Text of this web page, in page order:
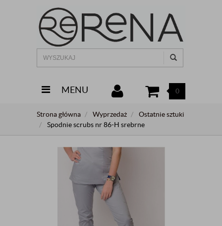
MENU 0
Strona główna Wyprzedaż
Ostatnie sztuki
Spodnie scrubs nr 86-H srebrne